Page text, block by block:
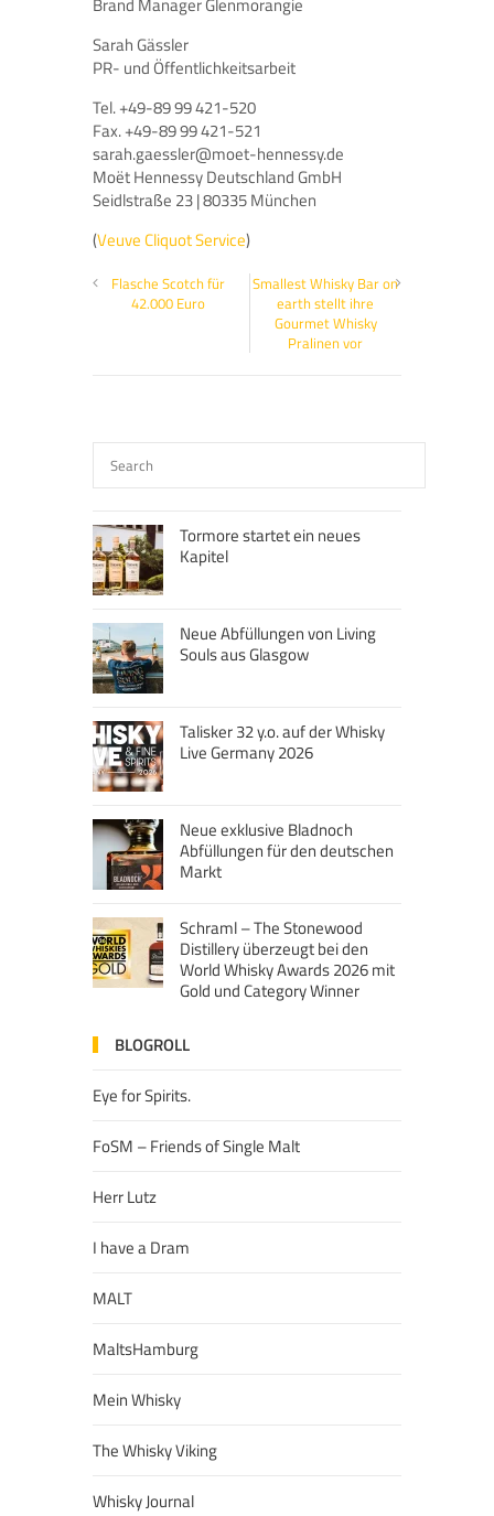
Sarah Gässler
PR- und Öffentlichkeitsarbeit
Tel. +49-89 99 421-520
Fax. +49-89 99 421-521
sarah.gaessler@moet-hennessy.de
Moët Hennessy Deutschland GmbH
Seidlstraße 23 | 80335 München
(Veuve Cliquot Service)
Flasche Scotch für
42.000 Euro
Smallest Whisky Bar on
earth stellt ihre
Gourmet Whisky
Pralinen vor
Tormore startet ein neues
Kapitel
Neue Abfüllungen von Living
Souls aus Glasgow
Talisker 32 y.o. auf der Whisky
Live Germany 2026
Neue exklusive Bladnoch
Abfüllungen für den deutschen
Markt
Schraml – The Stonewood
Distillery überzeugt bei den
World Whisky Awards 2026 mit
Gold und Category Winner
BLOGROLL
Eye for Spirits.
FoSM – Friends of Single Malt
Herr Lutz
I have a Dram
MALT
MaltsHamburg
Mein Whisky
The Whisky Viking
Whisky Journal